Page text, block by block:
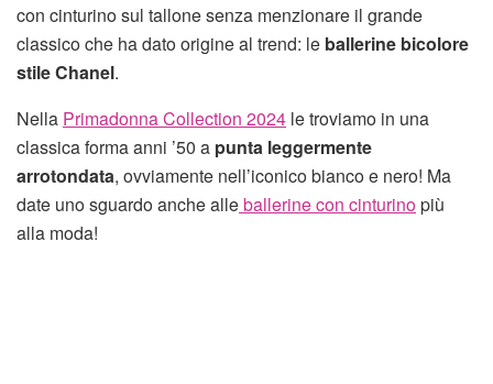
con cinturino sul tallone senza menzionare il grande
classico che ha dato origine al trend: le ballerine bicolore
stile Chanel.
Nella Primadonna Collection 2024 le troviamo in una
classica forma anni ’50 a punta leggermente
arrotondata, ovviamente nell’iconico bianco e nero! Ma
date uno sguardo anche alleballerine con cinturinopiù
alla moda!